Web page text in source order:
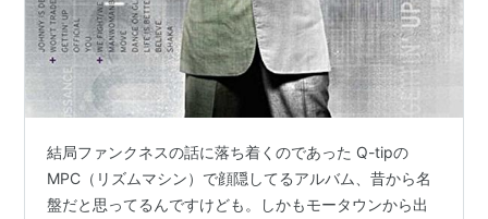
結局ファンクネスの話に落ち着くのであった Q-tipの
MPC（リズムマシン）で顔隠してるアルバム、昔から名
盤だと思ってるんですけども。しかもモータウンから出